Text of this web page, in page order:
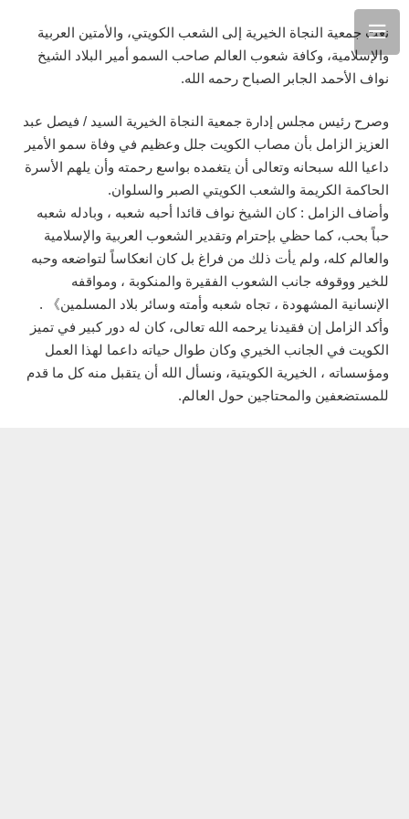
نعت جمعية النجاة الخيرية إلى الشعب الكويتي، والأمتين العربية
والإسلامية، وكافة شعوب العالم صاحب السمو أمير البلاد الشيخ
نواف الأحمد الجابر الصباح رحمه الله.
وصرح رئيس مجلس إدارة جمعية النجاة الخيرية السيد / فيصل عبد
العزيز الزامل بأن مصاب الكويت جلل وعظيم في وفاة سمو الأمير
داعيا الله سبحانه وتعالى أن يتغمده بواسع رحمته وأن يلهم الأسرة
الحاكمة الكريمة والشعب الكويتي الصبر والسلوان.
وأضاف الزامل : كان الشيخ نواف قائدا أحبه شعبه ، وبادله شعبه
حباً بحب، كما حظي بإحترام وتقدير الشعوب العربية والإسلامية
والعالم كله، ولم يأت ذلك من فراغ بل كان انعكاساً لتواضعه وحبه
للخير ووقوفه جانب الشعوب الفقيرة والمنكوبة ، ومواقفه
الإنسانية المشهودة ، تجاه شعبه وأمته وسائر بلاد المسلمين》 .
وأكد الزامل إن فقيدنا يرحمه الله تعالى، كان له دور كبير في تميز
الكويت في الجانب الخيري وكان طوال حياته داعما لهذا العمل
ومؤسساته ، الخيرية الكويتية، ونسأل الله أن يتقبل منه كل ما قدم
للمستضعفين والمحتاجين حول العالم.